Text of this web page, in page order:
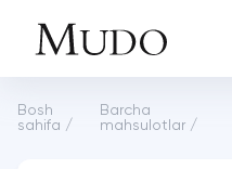
Bosh
sahifa /
Barcha
mahsulotlar/